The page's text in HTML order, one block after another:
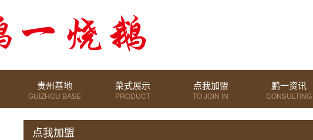
贵州基地
GUIZHOU BASE
菜式展示
PRODUCT
点我加盟
TO JOIN IN
鹏一资讯
CONSULTING
点我加盟